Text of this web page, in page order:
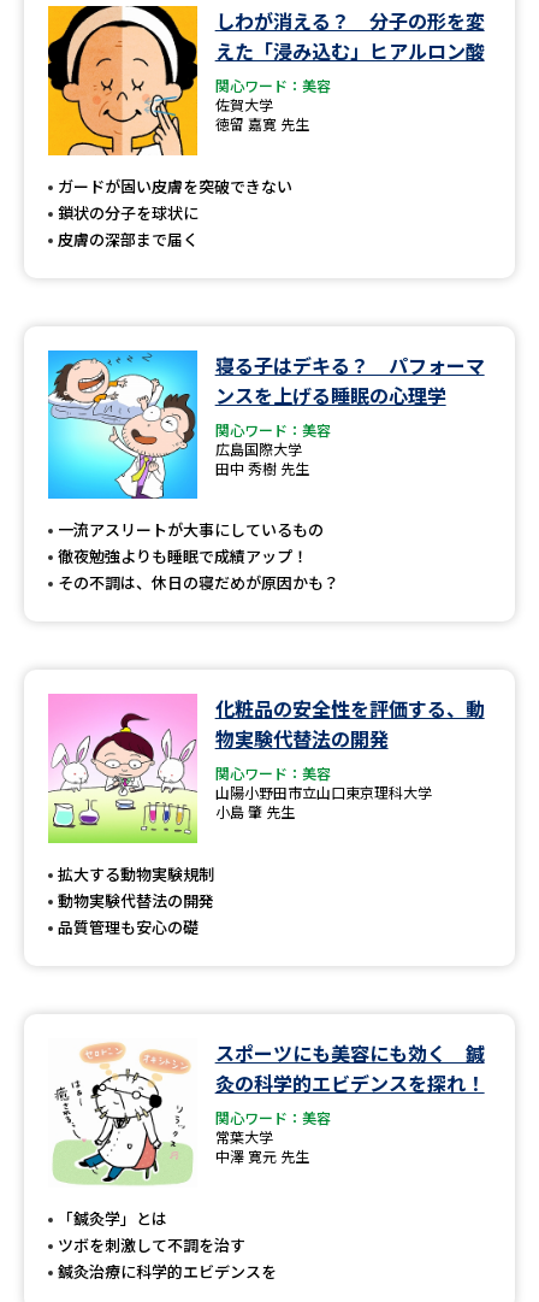
テレメール
お支払いサイト
個人情報取扱規定
特定商取引表記
テレメール進学カタログ
訂正のご案内
しわが消える？ 分子の形を変
えた「浸み込む」ヒアルロン酸
関心ワード：美容
佐賀大学
徳留 嘉寛 先生
ガードが固い皮膚を突破できない
鎖状の分子を球状に
皮膚の深部まで届く
寝る子はデキる？ パフォーマ
ンスを上げる睡眠の心理学
関心ワード：美容
広島国際大学
田中 秀樹 先生
一流アスリートが大事にしているもの
徹夜勉強よりも睡眠で成績アップ！
その不調は、休日の寝だめが原因かも？
化粧品の安全性を評価する、動
物実験代替法の開発
関心ワード：美容
山陽小野田市立山口東京理科大学
小島 肇 先生
拡大する動物実験規制
動物実験代替法の開発
品質管理も安心の礎
スポーツにも美容にも効く 鍼
灸の科学的エビデンスを探れ！
関心ワード：美容
常葉大学
中澤 寛元 先生
「鍼灸学」とは
ツボを刺激して不調を治す
鍼灸治療に科学的エビデンスを